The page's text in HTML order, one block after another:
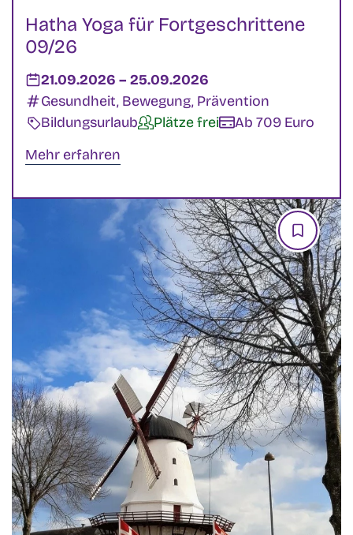
Hatha Yoga für Fortgeschrittene
09/26
Datum:
21.09.2026 – bis
25.09.2026
Kategorien:
Gesundheit, Bewegung, Prävention
Veranstaltungsart:
BildungsurlaubVerfügbarkeit:
Plätze freiKosten:
Ab 709 Euro
Mehr erfahren